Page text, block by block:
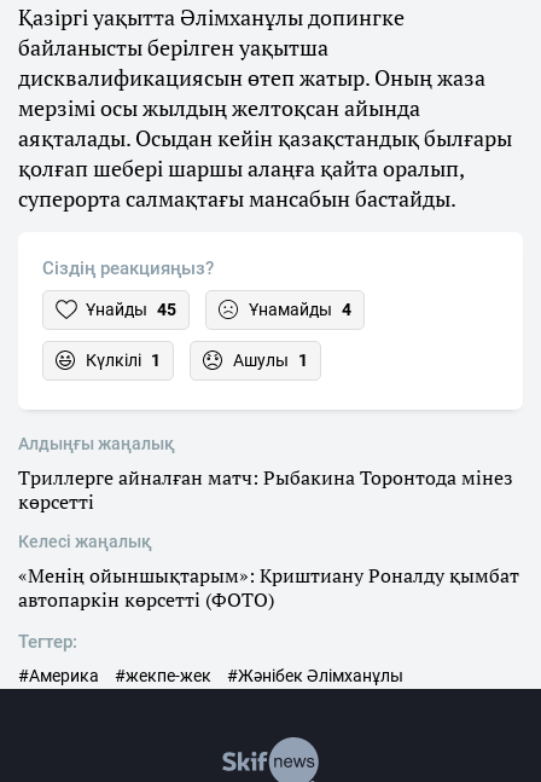
Қазіргі уақытта Әлімханұлы допингке
байланысты берілген уақытша
дисквалификациясын өтеп жатыр. Оның жаза
мерзімі осы жылдың желтоқсан айында
аяқталады. Осыдан кейін қазақстандық былғары
қолғап шебері шаршы алаңға қайта оралып,
суперорта салмақтағы мансабын бастайды.
Сіздің реакцияңыз?
Ұнайды 45 Ұнамайды 4
Күлкілі 1 Ашулы 1
Алдыңғы жаңалық
Триллерге айналған матч: Рыбакина Торонтода мінез
көрсетті
Келесі жаңалық
«Менің ойыншықтарым»: Криштиану Роналду қымбат
автопаркін көрсетті (ФОТО)
Тегтер:
#Америка #жекпе-жек #Жәнібек Әлімханұлы